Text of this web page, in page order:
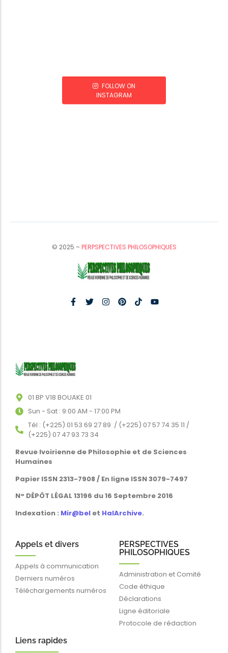
FOLLOW ON
INSTAGRAM
© 2025 –PERPSPECTIVES PHILOSOPHIQUES
01 BP V18 BOUAKE 01
Sun - Sat : 9:00 AM - 17:00 PM
Tél : (+225) 01 53 69 27 89 / (+225) 07 57 74 35 11 /
(+225) 07 47 93 73 34
Revue Ivoirienne de Philosophie et de Sciences
Humaines
Papier ISSN 2313-7908 / En ligne ISSN 3079-7497
N° DÉPÔT LÉGAL 13196 du 16 Septembre 2016
Indexation : Mir@bel et HalArchive.
Appels et divers
Appels à communication
Derniers numéros
Téléchargements numéros
PERSPECTIVES
PHILOSOPHIQUES
Administration et Comité
Code éthique
Déclarations
Ligne éditoriale
Protocole de rédaction
Liens rapides